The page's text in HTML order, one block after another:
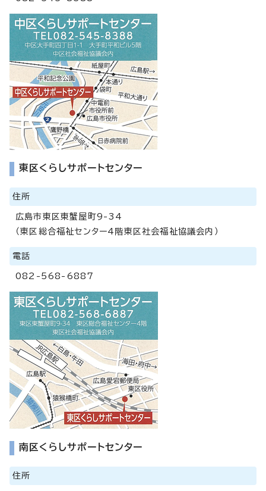
東区くらしサポートセンター
住所
広島市東区東蟹屋町9-34
（東区総合福祉センター4階東区社会福祉協議会内）
電話
082-568-6887
南区くらしサポートセンター
住所